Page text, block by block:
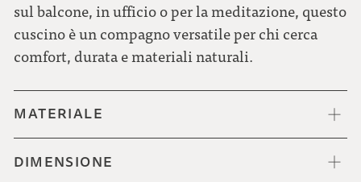
sul balcone, in ufficio o per la meditazione, questo
cuscino è un compagno versatile per chi cerca
comfort, durata e materiali naturali.
MATERIALE
DIMENSIONE